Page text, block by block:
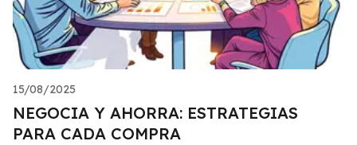
15/08/2025
NEGOCIA Y AHORRA: ESTRATEGIAS
PARA CADA COMPRA